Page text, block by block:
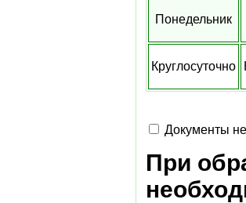
Понедельник
Круглосуточно
Документы
При